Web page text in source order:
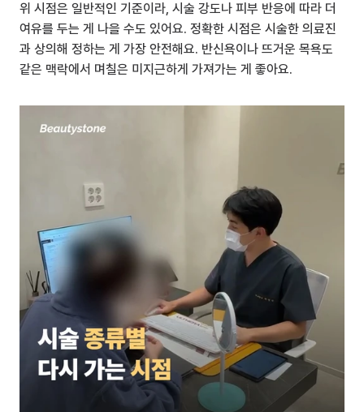
위 시점은 일반적인 기준이라, 시술 강도나 피부 반응에 따라 더
여유를 두는 게 나을 수도 있어요. 정확한 시점은 시술한 의료진
과 상의해 정하는 게 가장 안전해요. 반신욕이나 뜨거운 목욕도
같은 맥락에서 며칠은 미지근하게 가져가는 게 좋아요.